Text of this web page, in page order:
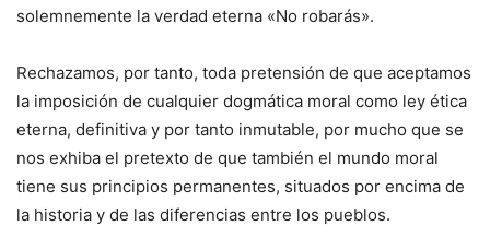
solemnemente la verdad eterna «No robarás».
Rechazamos, por tanto, toda pretensión de que aceptamos
la imposición de cualquier dogmática moral como ley ética
eterna, definitiva y por tanto inmutable, por mucho que se
nos exhiba el pretexto de que también el mundo moral
tiene sus principios permanentes, situados por encima de
la historia y de las diferencias entre los pueblos.